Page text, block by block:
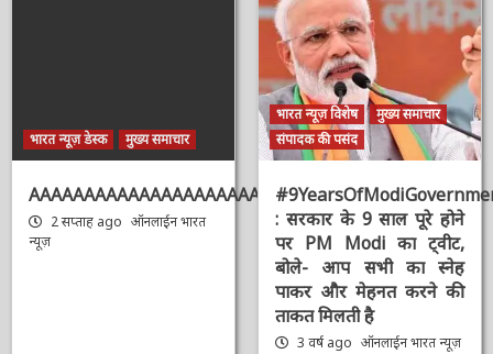
भारत न्यूज़ डेस्क मुख्य समाचार
AAAAAAAAAAAAAAAAAAAAAAAAAAAAAAAAA
भारत न्यूज़ विशेष
मुख्य समाचार
संपादक की पसंद
: सरकार के 9 साल पूरे होने
पर PM Modi का ट्वीट,
बोले- आप सभी का स्नेह
पाकर और मेहनत करने की